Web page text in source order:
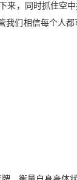
来，同时抓住空
我们相信每个人